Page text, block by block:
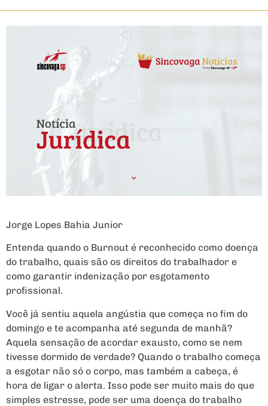
Jorge Lopes Bahia Junior
Entenda quando o Burnout é reconhecido como doença
do trabalho, quais são os direitos do trabalhador e
como garantir indenização por esgotamento
profissional.
Você já sentiu aquela angústia que começa no fim do
domingo e te acompanha até segunda de manhã?
Aquela sensação de acordar exausto, como se nem
tivesse dormido de verdade? Quando o trabalho começa
a esgotar não só o corpo, mas também a cabeça, é
hora de ligar o alerta. Isso pode ser muito mais do que
simples estresse, pode ser uma doença do trabalho